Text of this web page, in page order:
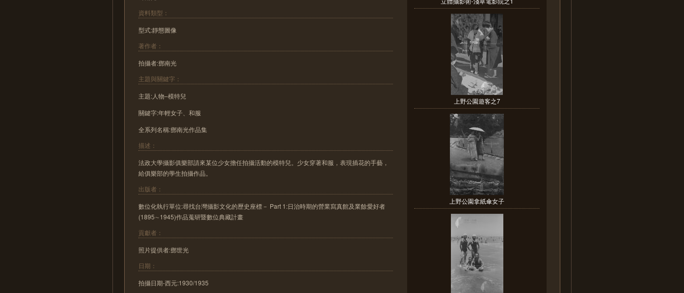
資料類型：
型式:靜態圖像
著作者：
拍攝者:鄧南光
主題與關鍵字：
主題:人物–模特兒
關鍵字:年輕女子、和服
全系列名稱:鄧南光作品集
描述：
法政大學攝影俱樂部請來某位少女擔任拍攝活動的模特兒。少女穿著和服，表現插花的手藝，
給俱樂部的學生拍攝作品。
出版者：
數位化執行單位:尋找台灣攝影文化的歷史座標－ Part 1:日治時期的營業寫真館及業餘愛好者
(1895∼1945)作品蒐研暨數位典藏計畫
貢獻者：
照片提供者:鄧世光
日期：
拍攝日期-西元:1930/1935
上野公園遊客之7
上野公園拿紙傘女子